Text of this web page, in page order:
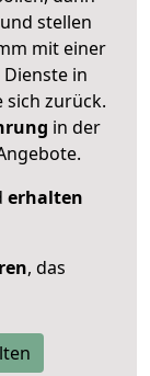
stellen
mit einer
in
sich zurück.
in der
erhalten
, das